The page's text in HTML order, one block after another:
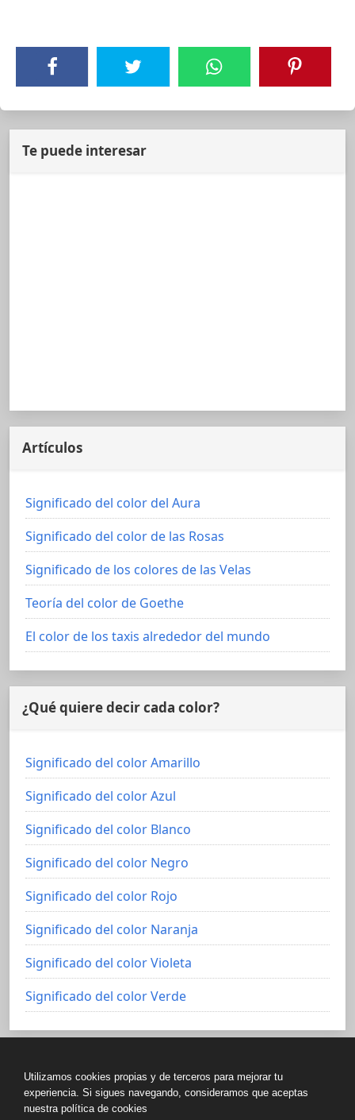
Te puede interesar
Artículos
Significado del color del Aura
Significado del color de las Rosas
Significado de los colores de las Velas
Teoría del color de Goethe
El color de los taxis alrededor del mundo
¿Qué quiere decir cada color?
Significado del color Amarillo
Significado del color Azul
Significado del color Blanco
Significado del color Negro
Significado del color Rojo
Significado del color Naranja
Significado del color Violeta
Significado del color Verde
Política de Privacidad
Utilizamos cookies propias y de terceros para mejorar tu
experiencia. Si sigues navegando, consideramos que aceptas
nuestra política de cookies